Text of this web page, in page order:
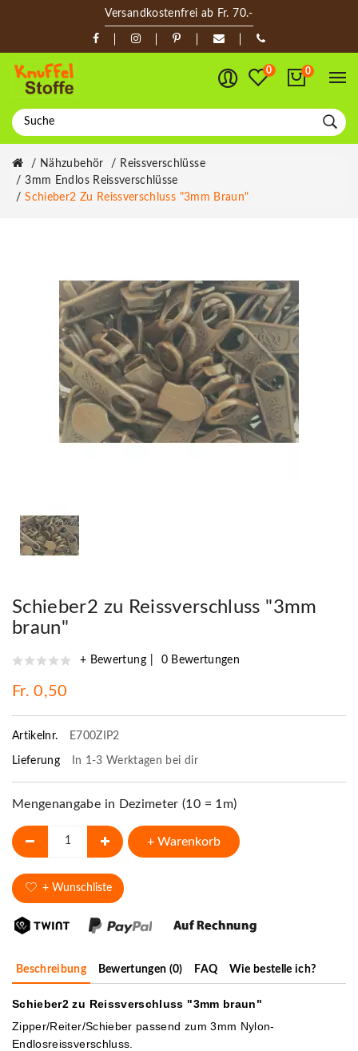
Versandkostenfrei ab Fr. 70.-
0 0
Nähzubehör
Reissverschlüsse
3mm Endlos Reissverschlüsse
Schieber2 Zu Reissverschluss "3mm Braun"
Schieber2 zu Reissverschluss "3mm
braun"
+ Bewertung 0 Bewertungen
Fr. 0,50
Artikelnr. E700ZIP2
Lieferung In 1-3 Werktagen bei dir
Mengenangabe in Dezimeter (10 = 1m)
+ Warenkorb
+ Wunschliste
Beschreibung Bewertungen (0) FAQ Wie bestelle ich?
Schieber2 zu Reissverschluss "3mm braun"
Zipper/Reiter/Schieber passend zum 3mm Nylon-
Endlosreissverschluss.